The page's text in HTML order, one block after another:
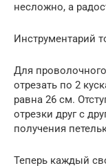
несложно, а
Инструментарий
Для
отрезать по 2
равна 26 см.
отрезки друг с
получения
Теперь каждый